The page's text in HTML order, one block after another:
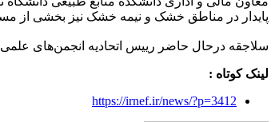
پایدار در مناطق خشک و نیمه خشک نیز بخشی از
سلاجقه درحال حاضر رییس اتحادیه انجمن‌های
لینک کوتاه :
https://irnef.ir/news/?p=3412